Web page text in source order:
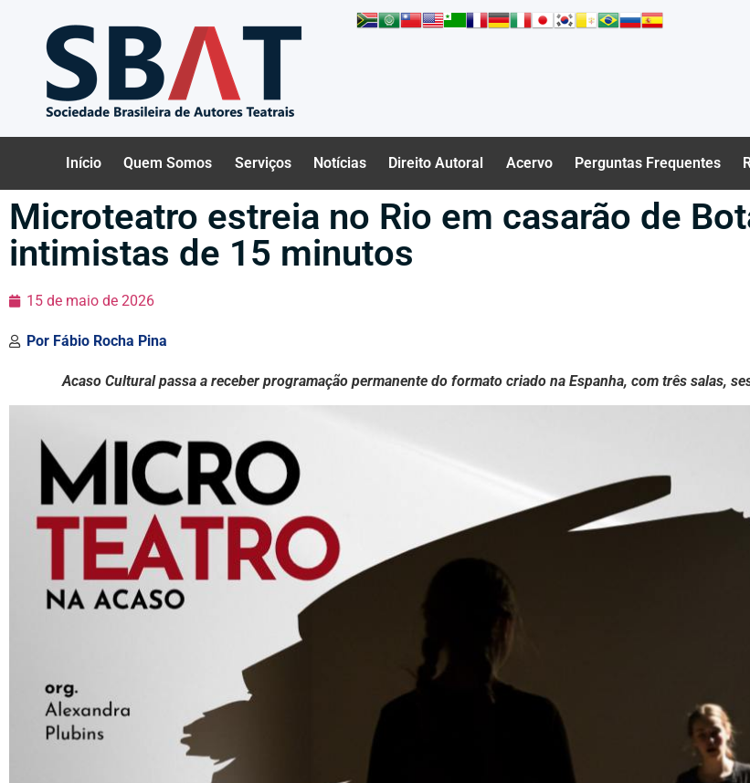
Início Quem Somos Serviços Notícias Direito Autoral Acervo Perguntas Frequentes
Microteatro estreia no Rio em casarão de
intimistas de 15 minutos
15 de maio de 2026
Por Fábio Rocha Pina
Acaso Cultural passa a receber programação permanente do formato criado na Espanha, com três salas,